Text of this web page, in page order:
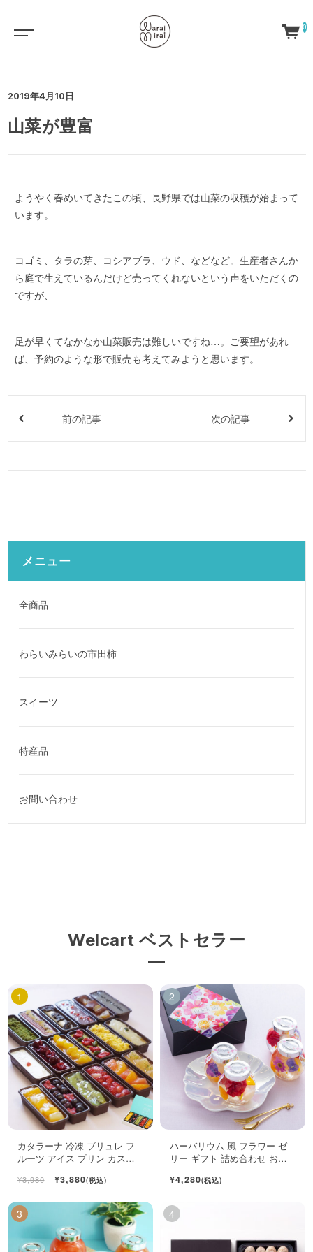
0
2019年4月10日
山菜が豊富
ようやく春めいてきたこの頃、長野県では山菜の収穫が始まって
います。
コゴミ、タラの芽、コシアブラ、ウド、などなど。生産者さんか
ら庭で生えているんだけど売ってくれないという声をいただくの
ですが、
足が早くてなかなか山菜販売は難しいですね…。ご要望があれ
ば、予約のような形で販売も考えてみようと思います。
前の記事 次の記事
メニュー
全商品
わらいみらいの市田柿
スイーツ
特産品
お問い合わせ
Welcart ベストセラー
カタラーナ 冷凍 ブリュレ フ
ルーツ アイス プリン カスタ
¥3,980 ¥3,880(税込)
ハーバリウム 風 フラワー ゼ
リー ギフト 詰め合わせ おし
¥4,280(税込)